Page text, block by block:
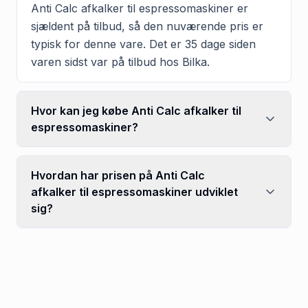
Anti Calc afkalker til espressomaskiner er
sjældent på tilbud, så den nuværende pris er
typisk for denne vare. Det er 35 dage siden
varen sidst var på tilbud hos Bilka.
Hvor kan jeg købe Anti Calc afkalker til
espressomaskiner?
Hvordan har prisen på Anti Calc
afkalker til espressomaskiner udviklet
sig?